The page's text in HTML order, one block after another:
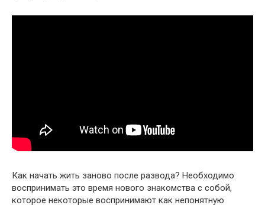
Как начать жить заново после развода? Необходимо
воспринимать это время нового знакомства с собой,
которое некоторые воспринимают как непонятную